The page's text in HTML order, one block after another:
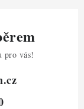
pro vás!